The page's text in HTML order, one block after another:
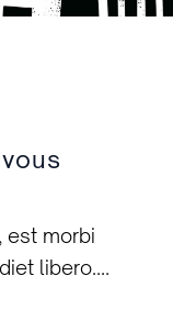
est morbi
libero.
augue